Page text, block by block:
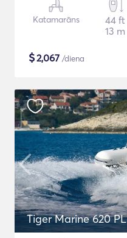
Katamarāns
44 ft
13 m
$2,067 /diena
Tiger Marine 620 PL